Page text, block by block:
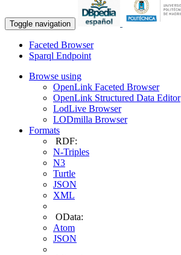
Toggle navigation
Faceted Browser
Sparql Endpoint
Browse using
OpenLink Faceted Browser
OpenLink Structured Data Editor
LodLive Browser
LODmilla Browser
Formats
RDF:
N-Triples
N3
Turtle
JSON
XML
OData:
Atom
JSON